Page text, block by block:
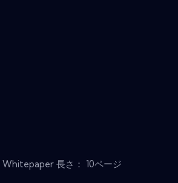
Whitepaper 長さ： 10ページ